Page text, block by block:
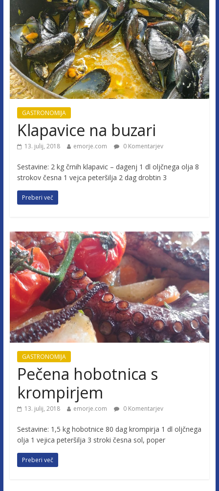
GASTRONOMIJA
Klapavice na buzari
13. julij, 2018 emorje.com 0 Komentarjev
Sestavine: 2 kg črnih klapavic – dagenj 1 dl oljčnega olja 8
strokov česna 1 vejca peteršilja 2 dag drobtin 3
Preberi več
GASTRONOMIJA
Pečena hobotnica s
krompirjem
13. julij, 2018 emorje.com 0 Komentarjev
Sestavine: 1,5 kg hobotnice 80 dag krompirja 1 dl oljčnega
olja 1 vejica peteršilja 3 stroki česna sol, poper
Preberi več